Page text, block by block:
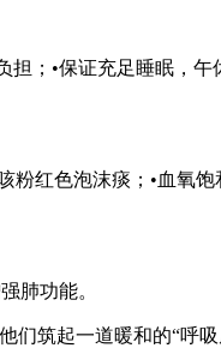
；•保证充足睡眠，午
红色泡沫痰；•血氧饱
肺功能。
筑起一道暖和的“呼